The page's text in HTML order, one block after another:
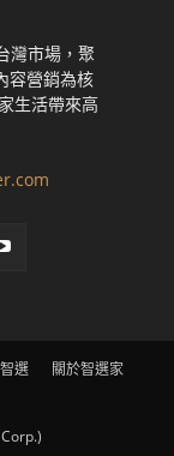
灣市場，聚
容營銷為核
生活帶來高
選
關於智選家